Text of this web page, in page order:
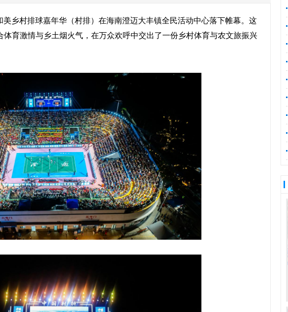
乡村排球嘉年华（村排）在海南澄迈大丰镇全民活动中心落下帷幕。这
育激情与乡土烟火气，在万众欢呼中交出了一份乡村体育与农文旅振兴